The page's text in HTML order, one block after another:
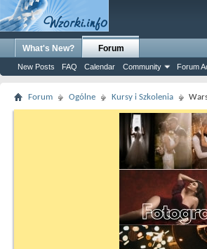
What's New? Forum
New Posts FAQ Calendar Community Forum
Forum Ogólne Kursy i Szkolenia